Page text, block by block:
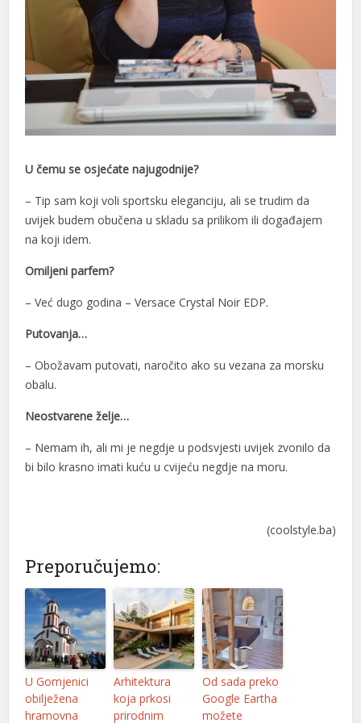
giriş
giriş
geri getirme büyüsü
Forum
escort
yıkama
cocaine
escort
giriş
U čemu se osjećate najugodnije?
– Tip sam koji voli sportsku eleganciju, ali se trudim da
uvijek budem obučena u skladu sa prilikom ili događajem
na koji idem.
Omiljeni parfem?
– Već dugo godina – Versace Crystal Noir EDP.
Putovanja…
– Obožavam putovati, naročito ako su vezana za morsku
obalu.
Neostvarene želje…
– Nemam ih, ali mi je negdje u podsvjesti uvijek zvonilo da
bi bilo krasno imati kuću u cvijeću negdje na moru.
(coolstyle.ba)
Preporučujemo:
U Gomjenici
obilježena
hramovna
Arhitektura
koja prkosi
prirodnim
Od sada preko
Google Eartha
možete